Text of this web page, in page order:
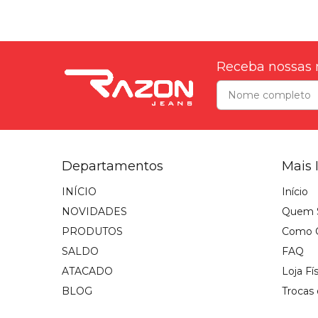
Receba nossas
Departamentos
INÍCIO
NOVIDADES
PRODUTOS
SALDO
ATACADO
BLOG
Mais
Início
Quem
Como
FAQ
Loja
Trocas